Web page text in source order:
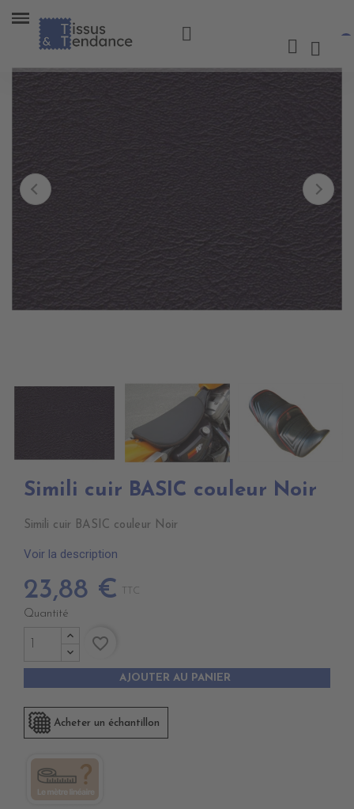
Simili cuir BASIC couleur Noir
Simili cuir BASIC couleur Noir
Voir la description
23,88 € TTC
Quantité
AJOUTER AU PANIER
favorite_border
Acheter un échantillon